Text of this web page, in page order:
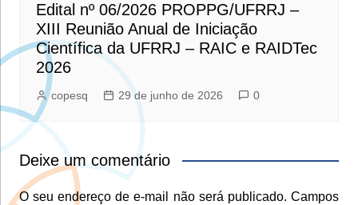
Edital nº 06/2026 PROPPG/UFRRJ –
XIII Reunião Anual de Iniciação
Científica da UFRRJ – RAIC e RAIDTec
2026
copesq 29 de junho de 2026 0
Deixe um comentário
O seu endereço de e-mail não será publicado. Campos